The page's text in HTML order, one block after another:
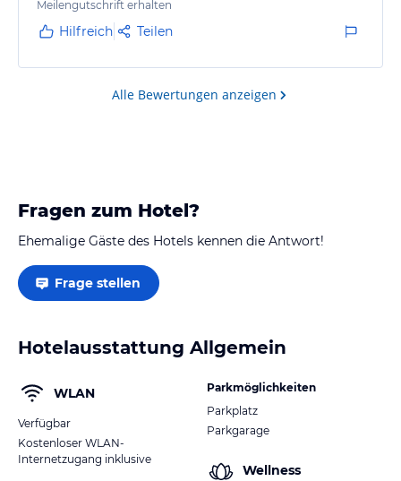
Meilengutschrift erhalten
Hilfreich Teilen
Alle Bewertungen anzeigen
Fragen zum Hotel?
Ehemalige Gäste des Hotels kennen die Antwort!
Frage stellen
Hotelausstattung Allgemein
WLAN
Verfügbar
Kostenloser WLAN-
Internetzugang inklusive
Parkmöglichkeiten
Parkplatz
Parkgarage
Wellness